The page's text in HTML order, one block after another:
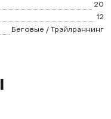
20
12
Беговые / Трэйлраннинг